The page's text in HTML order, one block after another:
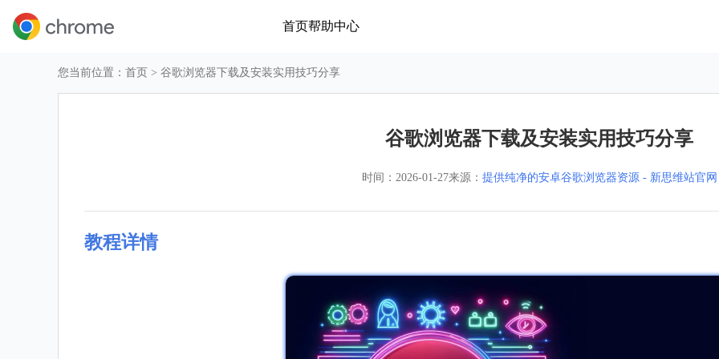
首页帮助中心
您当前位置： 首页 > 谷歌浏览器下载及安装实用技巧分享
谷歌浏览器下载及安装实用技巧分享
时间： 2026-01-27来源： 提供纯净的安卓谷歌浏览器资源 - 新思维站官网
教程详情